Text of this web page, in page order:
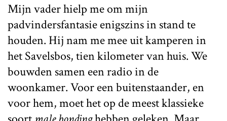
Mijn vader hielp me om mijn
padvindersfantasie enigszins in stand te
houden. Hij nam me mee uit kamperen in
het Savelsbos, tien kilometer van huis. We
bouwden samen een radio in de
woonkamer. Voor een buitenstaander, en
voor hem, moet het op de meest klassieke